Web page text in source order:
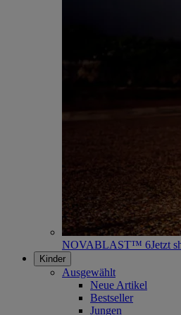
NOVABLAST™ 6Jetzt
Kinder
Ausgewählt
Neue Artikel
Bestseller
Jungen